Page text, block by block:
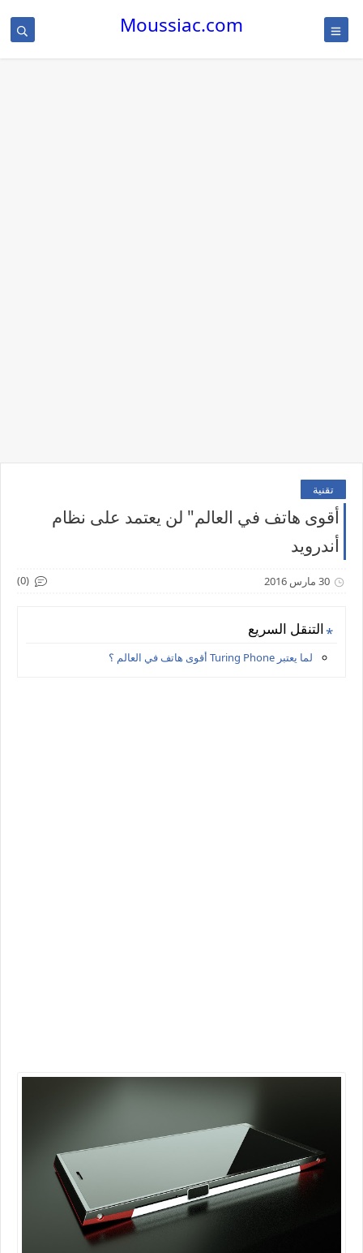
Moussiac.com
تقنية
أقوى هاتف في العالم" لن يعتمد على نظام
أندرويد
30 مارس 2016 (0)
التنقل السريع
لما يعتبر Turing Phone أقوى هاتف في العالم ؟